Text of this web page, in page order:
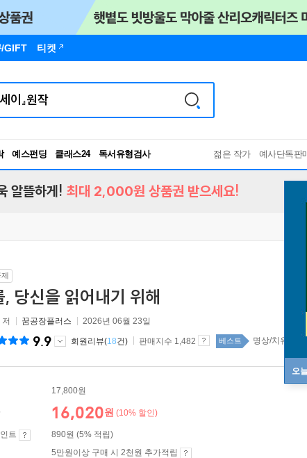
/GIFT 티켓
예스펀딩 클래스24
독서유형검사
RBTI Lab
젊은 작가 예사단독판
오
알뜰하게! 최대 2,000원 상품권 받으세요!
, 당신을 읽어내기 위해
저 꿈공장플러스 2026년 06월 23일
9.9 회원리뷰(18건) 판매지수 1,482 베스트 명상/치유 에세
17,800원
16,020원 (10% 할인)
트
890원 (5% 적립)
5만원이상 구매 시 2천원 추가적립